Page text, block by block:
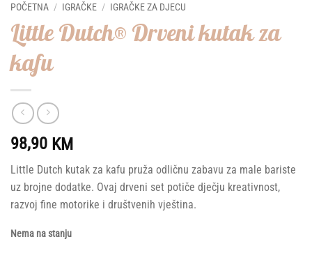
POČETNA / IGRAČKE / IGRAČKE ZA DJECU
Little Dutch® Drveni kutak za
kafu
98,90 KM
Little Dutch kutak za kafu pruža odličnu zabavu za male bariste
uz brojne dodatke. Ovaj drveni set potiče dječju kreativnost,
razvoj fine motorike i društvenih vještina.
Nema na stanju